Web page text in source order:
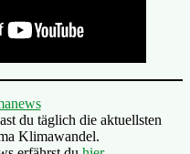
du täglich die aktuellsten
Klimawandel.